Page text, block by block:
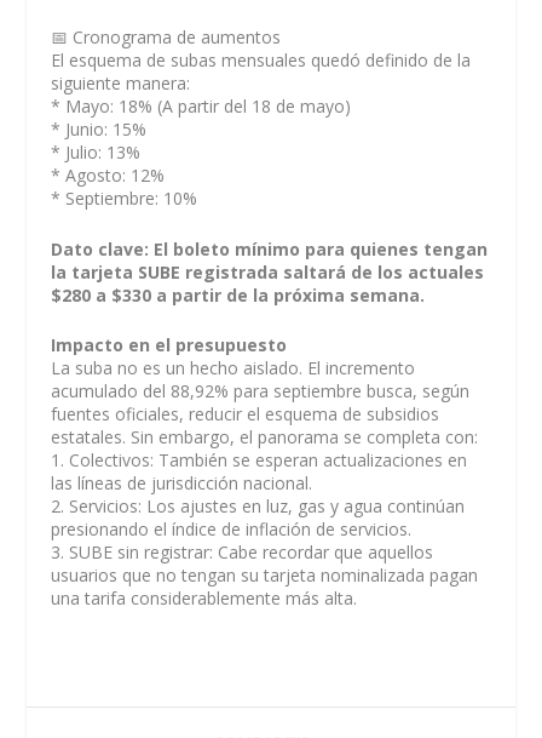
📅 Cronograma de aumentos
El esquema de subas mensuales quedó definido de la
siguiente manera:
* Mayo: 18% (A partir del 18 de mayo)
* Junio: 15%
* Julio: 13%
* Agosto: 12%
* Septiembre: 10%
Dato clave: El boleto mínimo para quienes tengan
la tarjeta SUBE registrada saltará de los actuales
$280 a $330 a partir de la próxima semana.
Impacto en el presupuesto
La suba no es un hecho aislado. El incremento
acumulado del 88,92% para septiembre busca, según
fuentes oficiales, reducir el esquema de subsidios
estatales. Sin embargo, el panorama se completa con:
1. Colectivos: También se esperan actualizaciones en
las líneas de jurisdicción nacional.
2. Servicios: Los ajustes en luz, gas y agua continúan
presionando el índice de inflación de servicios.
3. SUBE sin registrar: Cabe recordar que aquellos
usuarios que no tengan su tarjeta nominalizada pagan
una tarifa considerablemente más alta.